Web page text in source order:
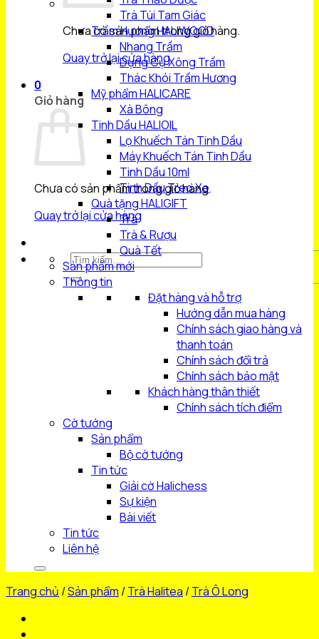
Chưa có sản phẩm trong giỏ hàng.
Quay trở lại cửa hàng
0
Giỏ hàng
Chưa có sản phẩm trong giỏ hàng.
Quay trở lại cửa hàng
Tìm
kiếm:
Trà Túi Tam Giác
Trầm Hương HALIWOOD
Nhang Trầm
Dụng Cụ Xông Trầm
Thác Khói Trầm Hương
Mỹ phẩm HALICARE
Xà Bông
Tinh Dầu HALIOIL
Lọ Khuếch Tán Tinh Dầu
Máy Khuếch Tán Tinh Dầu
Tinh Dầu 10ml
Tinh Dầu Treo Xe
Quà tặng HALIGIFT
Trà
Trà & Rượu
Quà Tết
Sản phẩm mới
Thông tin
Đặt hàng và hỗ trợ
Hướng dẫn mua hàng
Chính sách giao hàng và
thanh toán
Chính sách đổi trả
Chính sách bảo mật
Khách hàng thân thiết
Chính sách tích điểm
Cờ tướng
Sản phẩm
Bộ cờ tướng
Tin tức
Giải cờ Halichess
Sự kiện
Bài viết
Tin tức
Liên hệ
Trang chủ /Sản phẩm /Trà Halitea /Trà Ô Long